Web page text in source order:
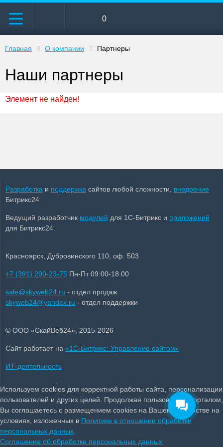
0
Главная О компании Партнеры
Наши партнеры
Элемент не найден!
Разработка и поддержка сайтов любой сложности, внедрение
Битрикс24.
Ведущий разработчик модулей для 1С-Битрикс и приложений
для Битрикс24.
Красноярск, Дубровинского 110, оф. 503
+7 (391) 290-23-75 Пн-Пт 09:00-18:00
sale@skyweb24.ru - отдел продаж
skyweb24@yandex.ru - отдел поддержки
© ООО «СкайВеб24», 2015-2026
Сайт работает на «1С-Битрикс: Управление сайтом»
ИТ-деятельность
Используем cookies для корректной работы сайта, персонализации
пользователей и других целей. Продолжая пользоваться порталом,
Вы соглашаетесь с размещением cookies на Вашем устройстве на
условиях, изложенных в Политике в отношении обработки
персональных данных
Соглашение об обработке персональных данных